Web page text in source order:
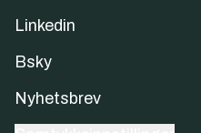
Linkedin
Bsky
Nyhetsbrev